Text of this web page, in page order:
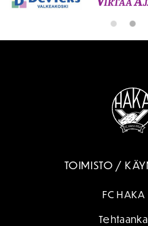
TOIMISTO /
FC HAKA